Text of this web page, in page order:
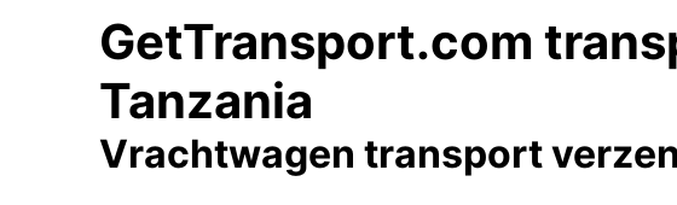
GetTransport.com
Tanzania
Vrachtwagen transport